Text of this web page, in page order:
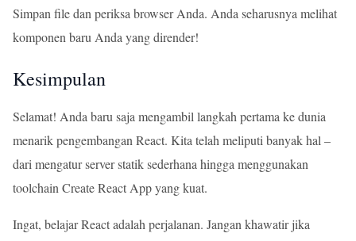
Simpan file dan periksa browser Anda. Anda seharusnya melihat
komponen baru Anda yang dirender!
Kesimpulan
Selamat! Anda baru saja mengambil langkah pertama ke dunia
menarik pengembangan React. Kita telah meliputi banyak hal –
dari mengatur server statik sederhana hingga menggunakan
toolchain Create React App yang kuat.
Ingat, belajar React adalah perjalanan. Jangan khawatir jika